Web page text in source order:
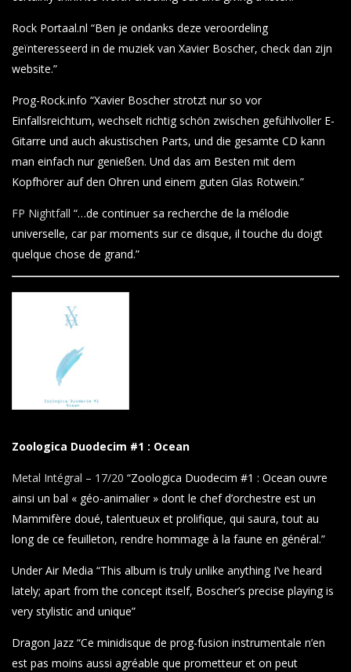
Rock Portaal.nl “Ben je ondanks deze veroordeling
geïnteresseerd in de muziek van Xavier Boscher, check dan zijn
website.”
Prog-Rock.info “Xavier Boscher strotzt nur so vor
Einfallsreichtum, wechselt richtig schön zwischen gefühlvoller E-
Gitarre und auch akustischen Parts, und die gesamte CD kann
man einfach nur genießen. Und das am Besten mit dem
Kopfhörer auf den Ohren und einem guten Glas Rotwein.”
FP Nightfall “…de continuer sa recherche de la mélodie
universelle, car par moments sur ce disque, il touche du doigt
quelque chose de grand.”
Zoologica Duodecim #1 : Ocean
Metal Intégral – 17/20 “Zoologica Duodecim #1 : Ocean ouvre
ainsi un bal « géo-animalier » dont le chef d’orchestre est un
Mammifère doué, talentueux et prolifique, qui saura, tout au
long de ce feuilleton, rendre hommage à la faune en général.”
Under Air Media “This album is truly unlike anything I’ve heard
lately; apart from the concept itself, Boscher’s precise playing is
very stylistic and unique”
Dragon Jazz “Ce minidisque de prog-fusion instrumentale n’en
est pas moins aussi agréable que prometteur et on peut